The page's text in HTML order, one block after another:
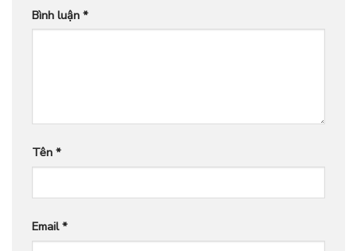
Bình luận *
Tên *
Email*